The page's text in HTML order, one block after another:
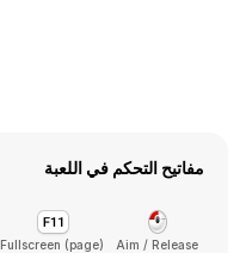
مفاتيح التحكم في اللعبة
Aim / Release
Fullscreen (page)